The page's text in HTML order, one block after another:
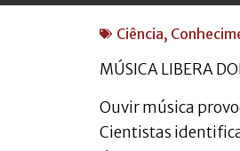
Ciência,
MÚSICA LIBERA
Ouvir música
Cientistas